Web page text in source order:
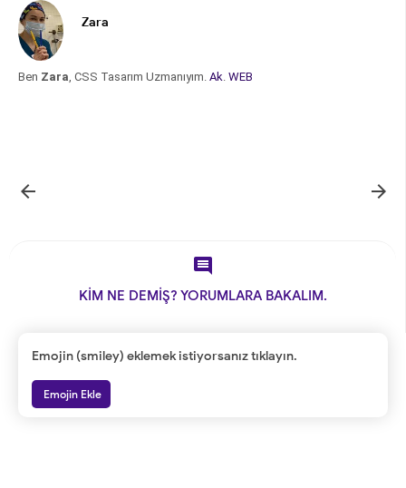
Zara
Ben Zara, CSS Tasarım Uzmanıyım. Ak. WEB
 

KİM NE DEMİŞ? YORUMLARA BAKALIM.
Emojin (smiley) eklemek istiyorsanız tıklayın.
Emojin Ekle